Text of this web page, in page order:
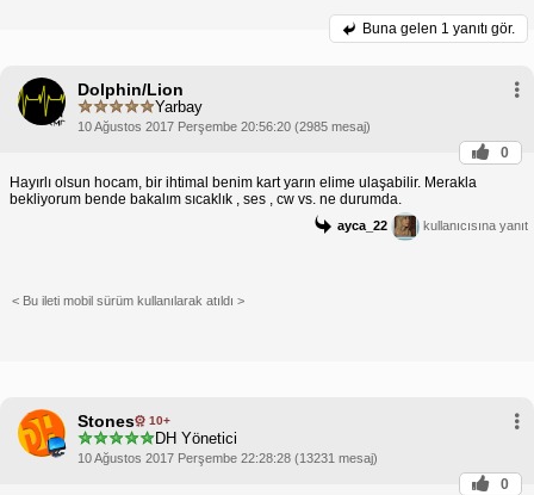
Buna gelen 1 yanıtı gör.
Dolphin/Lion
Yarbay
10 Ağustos 2017 Perşembe 20:56:20 (2985 mesaj)
0
Hayırlı olsun hocam, bir ihtimal benim kart yarın elime ulaşabilir. Merakla
bekliyorum bende bakalım sıcaklık , ses , cw vs. ne durumda.
ayca_22 kullanıcısına yanıt
< Bu ileti mobil sürüm kullanılarak atıldı >
Stones 10+
DH Yönetici
10 Ağustos 2017 Perşembe 22:28:28 (13231 mesaj)
0